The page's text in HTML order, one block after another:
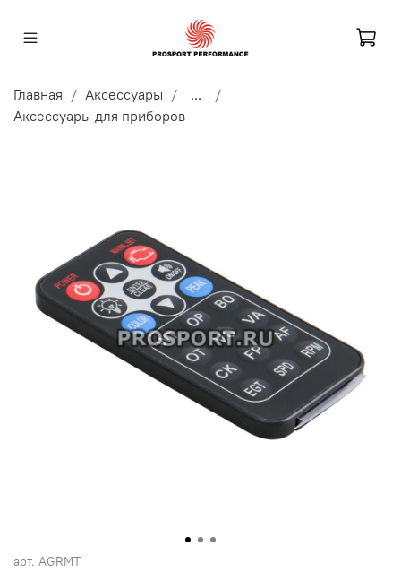
Главная Аксессуары
...
Аксессуары для приборов
арт. AGRMT